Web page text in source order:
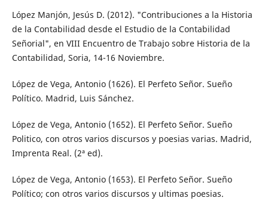
López Manjón, Jesús D. (2012). "Contribuciones a la Historia
de la Contabilidad desde el Estudio de la Contabilidad
Señorial", en VIII Encuentro de Trabajo sobre Historia de la
Contabilidad, Soria, 14-16 Noviembre.
López de Vega, Antonio (1626). El Perfeto Señor. Sueño
Político. Madrid, Luis Sánchez.
López de Vega, Antonio (1652). El Perfeto Señor. Sueño
Politico, con otros varios discursos y poesias varias. Madrid,
Imprenta Real. (2ª ed).
López de Vega, Antonio (1653). El Perfeto Señor. Sueño
Político; con otros varios discursos y ultimas poesias.